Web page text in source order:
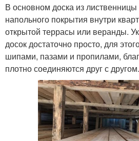
В основном доска из лиственницы
напольного покрытия внутри
открытой террасы или веранды.
досок достаточно просто, для
шипами, пазами и пропилами,
плотно соединяются друг с другом.